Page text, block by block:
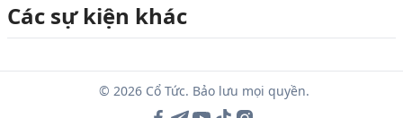
Các sự kiện khác
© 2026 Cổ Tức. Bảo lưu mọi quyền.